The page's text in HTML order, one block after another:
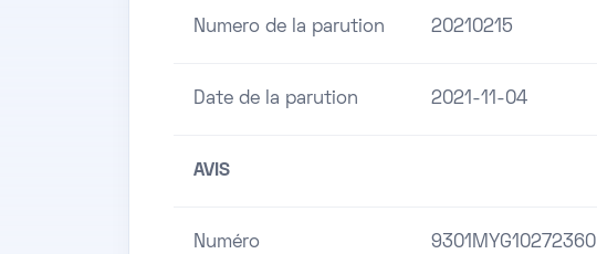
Numero de la parution 20210215
Date de la parution 2021-11-04
AVIS
Numéro
9301MYG10272360